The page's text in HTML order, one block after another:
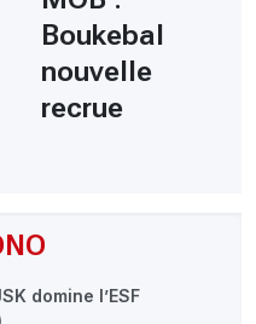
domine l’ESF
Boukebal
nouvelle
recrue